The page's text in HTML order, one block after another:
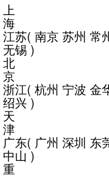
上
海
江苏( 南京 苏州 常
无锡)
北
京
浙江( 杭州 宁波 金
绍兴)
天
津
广东( 广州 深圳 东
中山 )
重